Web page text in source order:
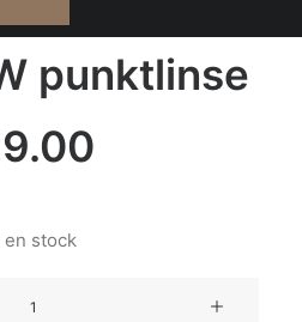
punktlinse
9.00
en stock